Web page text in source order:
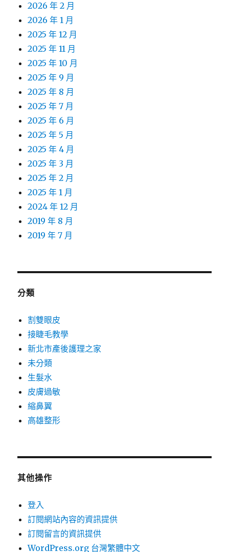
2026 年 2 月
2026 年 1 月
2025 年 12 月
2025 年 11 月
2025 年 10 月
2025 年 9 月
2025 年 8 月
2025 年 7 月
2025 年 6 月
2025 年 5 月
2025 年 4 月
2025 年 3 月
2025 年 2 月
2025 年 1 月
2024 年 12 月
2019 年 8 月
2019 年 7 月
分類
割雙眼皮
接睫毛教學
新北市產後護理之家
未分類
生髮水
皮膚過敏
縮鼻翼
高雄整形
其他操作
登入
訂閱網站內容的資訊提供
訂閱留言的資訊提供
WordPress.org 台灣繁體中文